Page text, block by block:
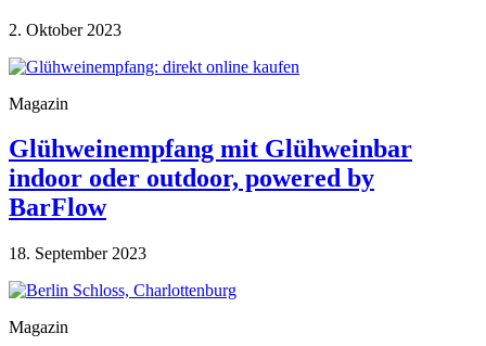
2. Oktober 2023
Magazin
Glühweinempfang mit Glühweinbar
indoor oder outdoor, powered by
BarFlow
18. September 2023
Magazin